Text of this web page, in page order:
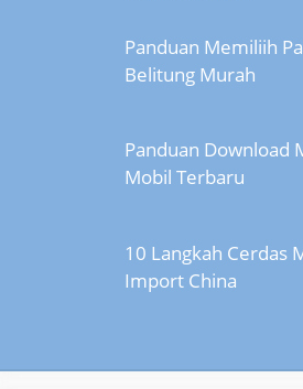
Panduan Memiliih
Belitung Murah
Panduan Download
Mobil Terbaru
10 Langkah Cerdas
Import China